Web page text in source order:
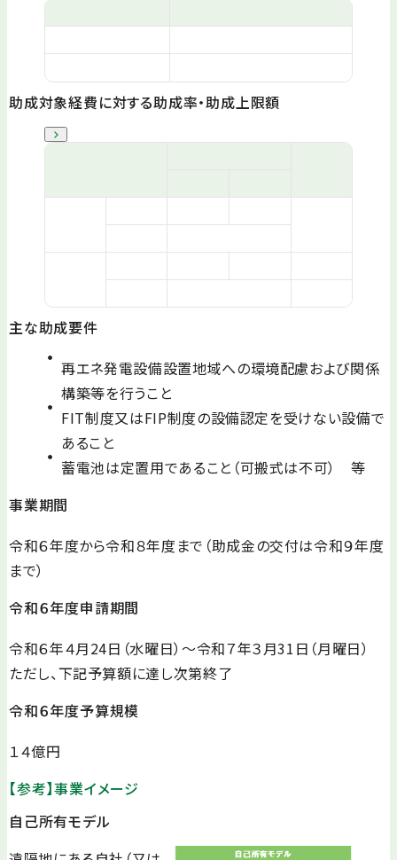
助成対象経費に対する助成率・助成上限額
主な助成要件
再エネ発電設備設置地域への環境配慮および関係
構築等を行うこと
FIT制度又はFIP制度の設備認定を受けない設備で
あること
蓄電池は定置用であること（可搬式は不可） 等
事業期間
令和６年度から令和８年度まで（助成金の交付は令和９年度
まで）
令和６年度申請期間
令和６年４月24日（水曜日）～令和７年３月31日（月曜日）
ただし、下記予算額に達し次第終了
令和６年度予算規模
１４億円
【参考】事業イメージ
自己所有モデル